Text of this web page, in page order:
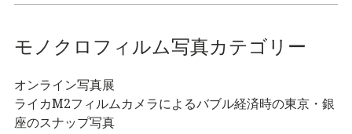
モノクロフィルム写真カテゴリー
オンライン写真展
ライカM2フィルムカメラによるバブル経済時の東京・銀
座のスナップ写真